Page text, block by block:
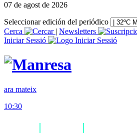
07 de agost de 2026
Seleccionar edición del periódico
Cerca
| Newsletters
Iniciar Sessió
ara mateix
10:30